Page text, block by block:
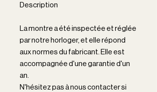
Description
La montre a été inspectée et réglée
par notre horloger, et elle répond
aux normes du fabricant. Elle est
accompagnée d'une garantie d'un
an.
N'hésitez pas à nous contacter si